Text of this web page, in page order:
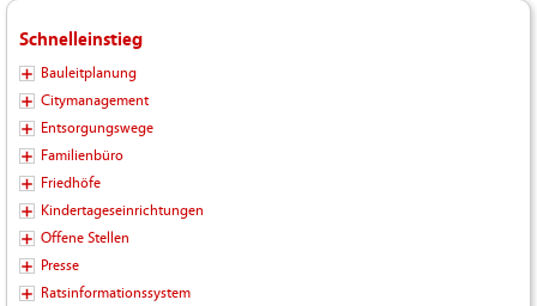
Schnelleinstieg
Bauleitplanung
Citymanagement
Entsorgungswege
Familienbüro
Friedhöfe
Kindertageseinrichtungen
Offene Stellen
Presse
Ratsinformationssystem